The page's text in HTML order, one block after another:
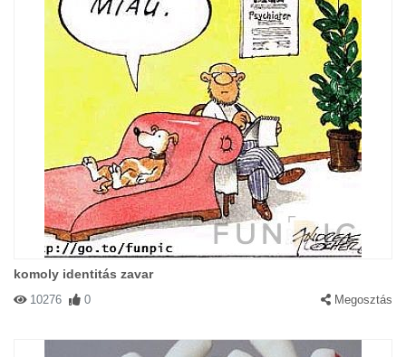
| 2003-12-06 00:00:00| Válasz
Foltos cica: - Na, úgy hiányzott ez nekem ide, mint Iraknak
Bush...
MAMIIIIIIII!!!!!!!MAMIIIIII!!!!!! Upsz!!Ez nem a mami!
komoly identitás zavar
10276 0 Megosztás